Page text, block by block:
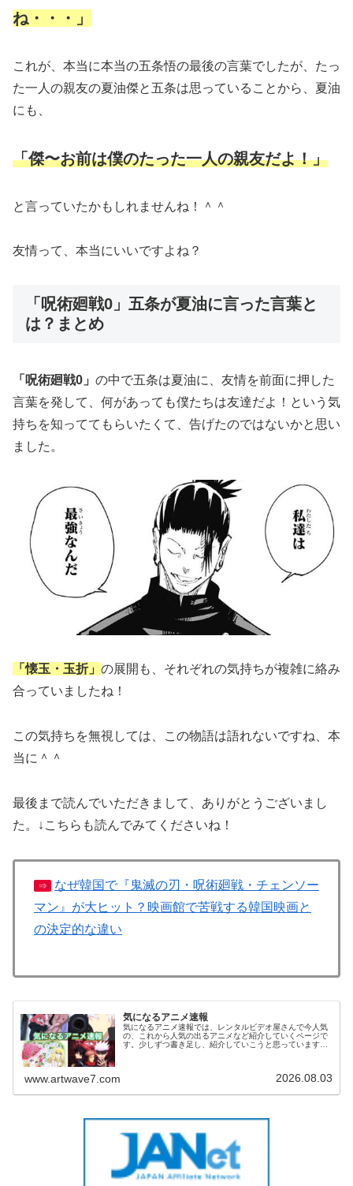
ね・・・」
これが、本当に本当の五条悟の最後の言葉でしたが、たっ
た一人の親友の夏油傑と五条は思っていることから、夏油
にも、
「傑〜お前は僕のたった一人の親友だよ！」
と言っていたかもしれませんね！＾＾
友情って、本当にいいですよね？
「呪術廻戦0」五条が夏油に言った言葉と
は？まとめ
「呪術廻戦0」 の中で五条は夏油に、友情を前面に押した
言葉を発して、何があっても僕たちは友達だよ！という気
持ちを知っててもらいたくて、告げたのではないかと思い
ました。
「懐玉・玉折」 の展開も、それぞれの気持ちが複雑に絡み
合っていましたね！
この気持ちを無視しては、この物語は語れないですね、本
当に＾＾
最後まで読んでいただきまして、ありがとうございまし
た。↓こちらも読んでみてくださいね！
⇒
なぜ韓国で『鬼滅の刃・呪術廻戦・チェンソー
マン』が大ヒット？映画館で苦戦する韓国映画と
の決定的な違い
気になるアニメ速報
気になるアニメ速報では、レンタルビデオ屋さんで今人気
の、これから人気の出るアニメなど紹介していくページで
す。少しずつ書き足し、紹介していこうと思っています。
www.artwave7.com 2026.08.03